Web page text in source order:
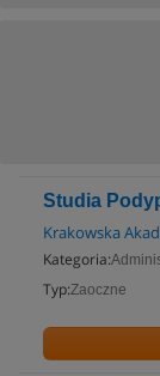
Studia
Krakowska
Kategoria:
Typ:Zaoczne